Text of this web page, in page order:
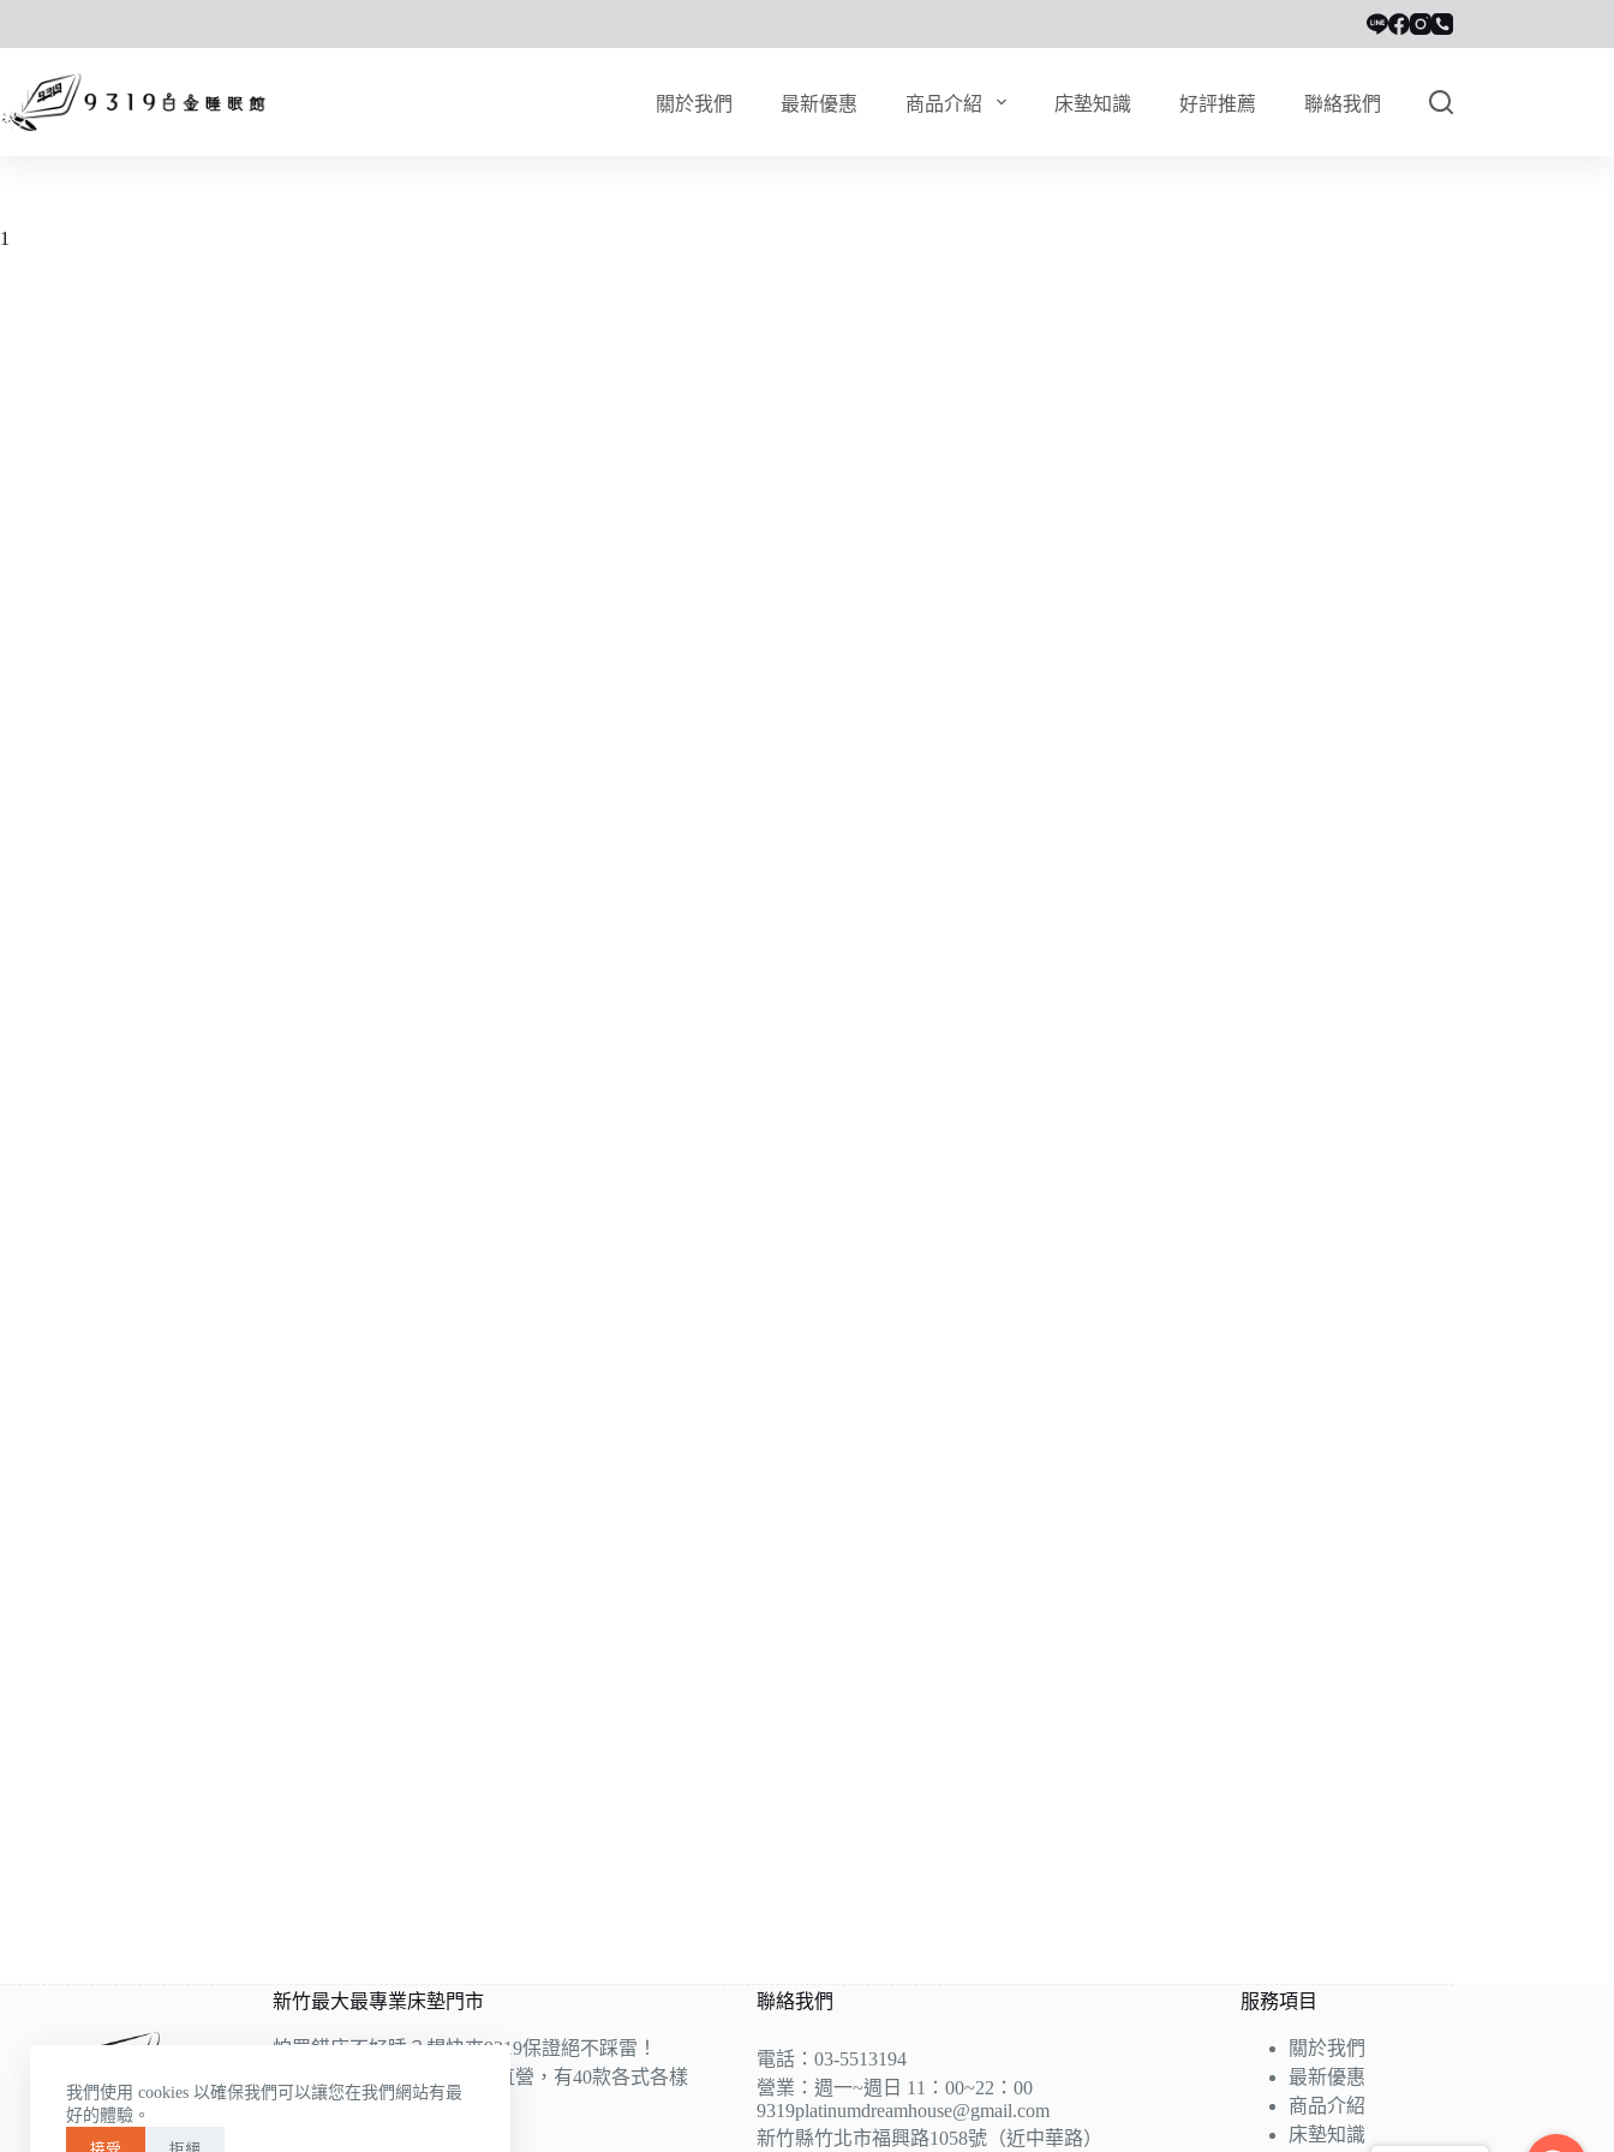
主
要
我們使用 cookies 以確保我們可以讓您在我們網站有最
好的體驗。
關於我們 最新優惠 商品介紹 床墊知識 好評推薦 聯絡我們
1
新竹最大最專業床墊門市
怕買錯床不好睡？趕快來9319保證絕不踩雷！
9319是雙ISO認證床墊工廠直營，有40款各式各樣
的床墊床架展示，
聯絡我們
電話：03-5513194
營業：週一~週日 11：00~22：00
9319platinumdreamhouse@gmail.com
新竹縣竹北市福興路1058號（近中華路）
服務項目
關於我們
最新優惠
商品介紹
床墊知識